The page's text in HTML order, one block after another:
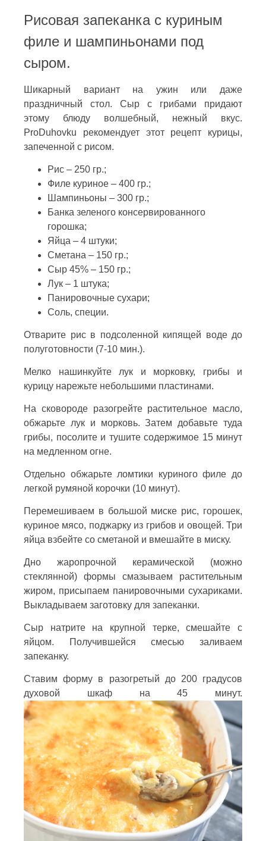
Рисовая запеканка с куриным
филе и шампиньонами под
сыром.
Шикарный вариант на ужин или даже
праздничный стол. Сыр с грибами придают
этому блюду волшебный, нежный вкус.
ProDuhovku рекомендует этот рецепт курицы,
запеченной с рисом.
Рис – 250 гр.;
Филе куриное – 400 гр.;
Шампиньоны – 300 гр.;
Банка зеленого консервированного
горошка;
Яйца – 4 штуки;
Сметана – 150 гр.;
Сыр 45% – 150 гр.;
Лук – 1 штука;
Панировочные сухари;
Соль, специи.
Отварите рис в подсоленной кипящей воде до
полуготовности (7-10 мин.).
Мелко нашинкуйте лук и морковку, грибы и
курицу нарежьте небольшими пластинами.
На сковороде разогрейте растительное масло,
обжарьте лук и морковь. Затем добавьте туда
грибы, посолите и тушите содержимое 15 минут
на медленном огне.
Отдельно обжарьте ломтики куриного филе до
легкой румяной корочки (10 минут).
Перемешиваем в большой миске рис, горошек,
куриное мясо, поджарку из грибов и овощей. Три
яйца взбейте со сметаной и вмешайте в миску.
Дно жаропрочной керамической (можно
стеклянной) формы смазываем растительным
жиром, присыпаем панировочными сухариками.
Выкладываем заготовку для запеканки.
Сыр натрите на крупной терке, смешайте с
яйцом. Получившейся смесью заливаем
запеканку.
Ставим форму в разогретый до 200 градусов
духовой шкаф на 45 минут.